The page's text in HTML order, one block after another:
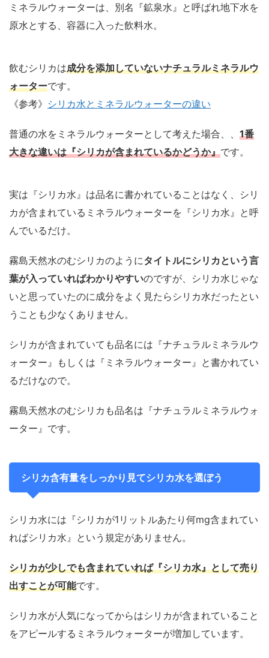
ミネラルウォーターは、別名『鉱泉水』と呼ばれ地下水を
原水とする、容器に入った飲料水。
飲むシリカは成分を添加していないナチュラルミネラルウ
ォーターです。
《参考》 シリカ水とミネラルウォーターの違い
普通の水をミネラルウォーターとして考えた場合、、 1番
大きな違いは『シリカが含まれているかどうか』です。
実は『シリカ水』は品名に書かれていることはなく、シリ
カが含まれているミネラルウォーターを『シリカ水』と呼
んでいるだけ。
霧島天然水のむシリカのようにタイトルにシリカという言
葉が入っていればわかりやすいのですが、シリカ水じゃな
いと思っていたのに成分をよく見たらシリカ水だったとい
うことも少なくありません。
シリカが含まれていても品名には『ナチュラルミネラルウ
ォーター』もしくは『ミネラルウォーター』と書かれてい
るだけなので。
霧島天然水のむシリカも品名は『ナチュラルミネラルウォ
ーター』です。
シリカ含有量をしっかり見てシリカ水を選ぼう
シリカ水には『シリカが1リットルあたり何mg含まれてい
ればシリカ水』という規定がありません。
シリカが少しでも含まれていれば『シリカ水』として売り
出すことが可能です。
シリカ水が人気になってからはシリカが含まれていること
をアピールするミネラルウォーターが増加しています。